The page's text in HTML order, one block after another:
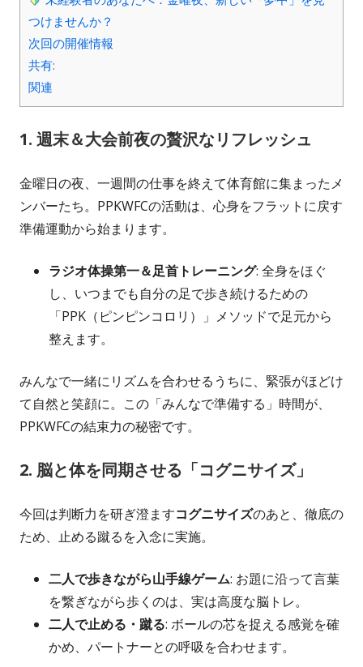
つけませんか？
次回の開催情報
共有:
関連
1. 週末＆大会前夜の贅沢なリフレッシュ
金曜日の夜、一週間の仕事を終えて体育館に集まったメ
ンバーたち。PPKWFCの活動は、心身をフラットに戻す
準備運動から始まります。
ラジオ体操第一＆足首トレーニング: 全身をほぐ
し、いつまでも自分の足で歩き続けるための
「PPK（ピンピンコロリ）」メソッドで足元から
整えます。
みんなで一緒にリズムを合わせるうちに、緊張がほどけ
て自然と笑顔に。この「みんなで準備する」時間が、
PPKWFCの結束力の秘密です。
2. 脳と体を同期させる「コグニサイズ」
今回は判断力を研ぎ澄ますコグニサイズのあと、徹底の
ため、止める蹴るを入念に実施。
二人で歩きながら山手線ゲーム: お題に沿って言葉
を繋ぎながら歩くのは、実は高度な脳トレ。
二人で止める・蹴る: ボールの芯を捉える感覚を確
かめ、パートナーとの呼吸を合わせます。